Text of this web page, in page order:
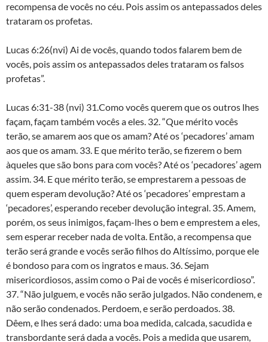
recompensa de vocês no céu. Pois assim os antepassados deles
trataram os profetas.
Lucas 6:26(nvi) Ai de vocês, quando todos falarem bem de
vocês, pois assim os antepassados deles trataram os falsos
profetas”.
Lucas 6:31-38 (nvi) 31.Como vocês querem que os outros lhes
façam, façam também vocês a eles. 32. “Que mérito vocês
terão, se amarem aos que os amam? Até os ‘pecadores’ amam
aos que os amam. 33. E que mérito terão, se fizerem o bem
àqueles que são bons para com vocês? Até os ‘pecadores’ agem
assim. 34. E que mérito terão, se emprestarem a pessoas de
quem esperam devolução? Até os ‘pecadores’ emprestam a
‘pecadores’, esperando receber devolução integral. 35. Amem,
porém, os seus inimigos, façam-lhes o bem e emprestem a eles,
sem esperar receber nada de volta. Então, a recompensa que
terão será grande e vocês serão filhos do Altíssimo, porque ele
é bondoso para com os ingratos e maus. 36. Sejam
misericordiosos, assim como o Pai de vocês é misericordioso”.
37. “Não julguem, e vocês não serão julgados. Não condenem, e
não serão condenados. Perdoem, e serão perdoados. 38.
Dêem, e lhes será dado: uma boa medida, calcada, sacudida e
transbordante será dada a vocês. Pois a medida que usarem,